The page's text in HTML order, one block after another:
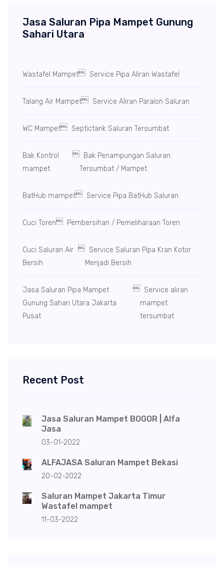
Jasa Saluran Pipa Mampet Gunung
Sahari Utara
Wastafel Mampet Service Pipa Aliran Wastafel
Talang Air Mampet Service Aliran Paralon Saluran
WC Mampet Septictank Saluran Tersumbat
Bak Kontrol
mampet
 Bak Penampungan Saluran
Tersumbat / Mampet
BatHub mampet Service Pipa BatHub Saluran
Cuci Toren Pembersihan / Pemeliharaan Toren
Cuci Saluran Air
Bersih
Service Saluran Pipa Kran Kotor
Menjadi Bersih
Jasa Saluran Pipa Mampet
Gunung Sahari Utara Jakarta
Pusat
Service aliran
mampet
tersumbat
Recent Post
Jasa Saluran Mampet BOGOR | Alfa
Jasa
03-01-2022
ALFAJASA Saluran Mampet Bekasi
20-02-2022
Saluran Mampet Jakarta Timur
Wastafel mampet
11-03-2022